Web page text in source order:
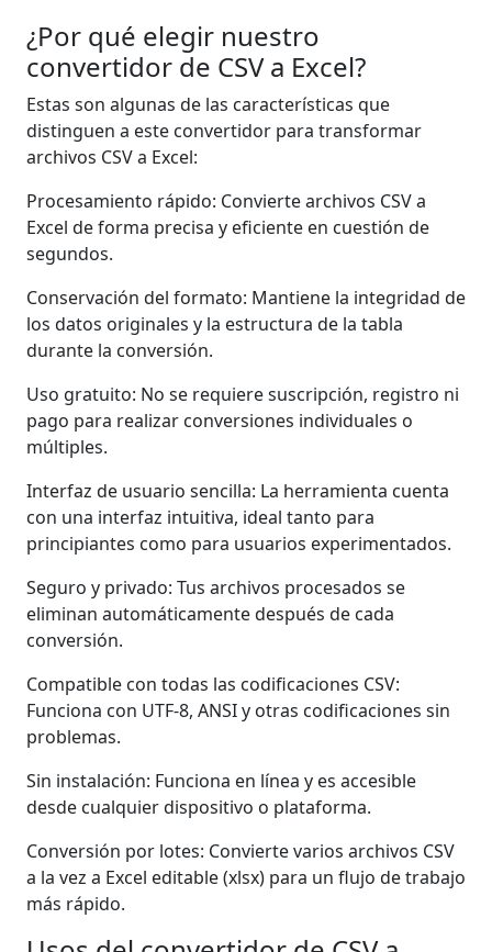
¿Por qué elegir nuestro
convertidor de CSV a Excel?
Estas son algunas de las características que
distinguen a este convertidor para transformar
archivos CSV a Excel:
Procesamiento rápido: Convierte archivos CSV a
Excel de forma precisa y eficiente en cuestión de
segundos.
Conservación del formato: Mantiene la integridad de
los datos originales y la estructura de la tabla
durante la conversión.
Uso gratuito: No se requiere suscripción, registro ni
pago para realizar conversiones individuales o
múltiples.
Interfaz de usuario sencilla: La herramienta cuenta
con una interfaz intuitiva, ideal tanto para
principiantes como para usuarios experimentados.
Seguro y privado: Tus archivos procesados ​​se
eliminan automáticamente después de cada
conversión.
Compatible con todas las codificaciones CSV:
Funciona con UTF-8, ANSI y otras codificaciones sin
problemas.
Sin instalación: Funciona en línea y es accesible
desde cualquier dispositivo o plataforma.
Conversión por lotes: Convierte varios archivos CSV
a la vez a Excel editable (xlsx) para un flujo de trabajo
más rápido.